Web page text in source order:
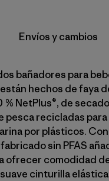
Envíos y cambios
bañadores para
hechos de faya
NetPlus®, de
pesca recicladas
por plásticos.
sin PFAS
ofrecer comodidad
cinturilla